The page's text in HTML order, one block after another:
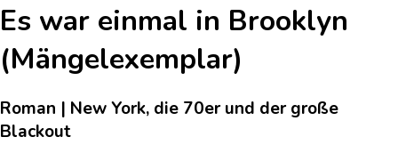
Es war einmal in Brooklyn
(Mängelexemplar)
Roman | New York, die 70er und der große
Blackout